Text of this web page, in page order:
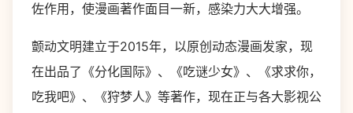
佐作用，使漫画著作面目一新，感染力大大增强。
颤动文明建立于2015年，以原创动态漫画发家，现
在出品了《分化国际》、《吃谜少女》、《求求你，
吃我吧》、《狩梦人》等著作，现在正与各大影视公